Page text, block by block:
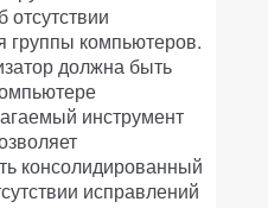
отсутствии
группы компьютеров.
должна быть
инструмент
консолидированный
исправлений